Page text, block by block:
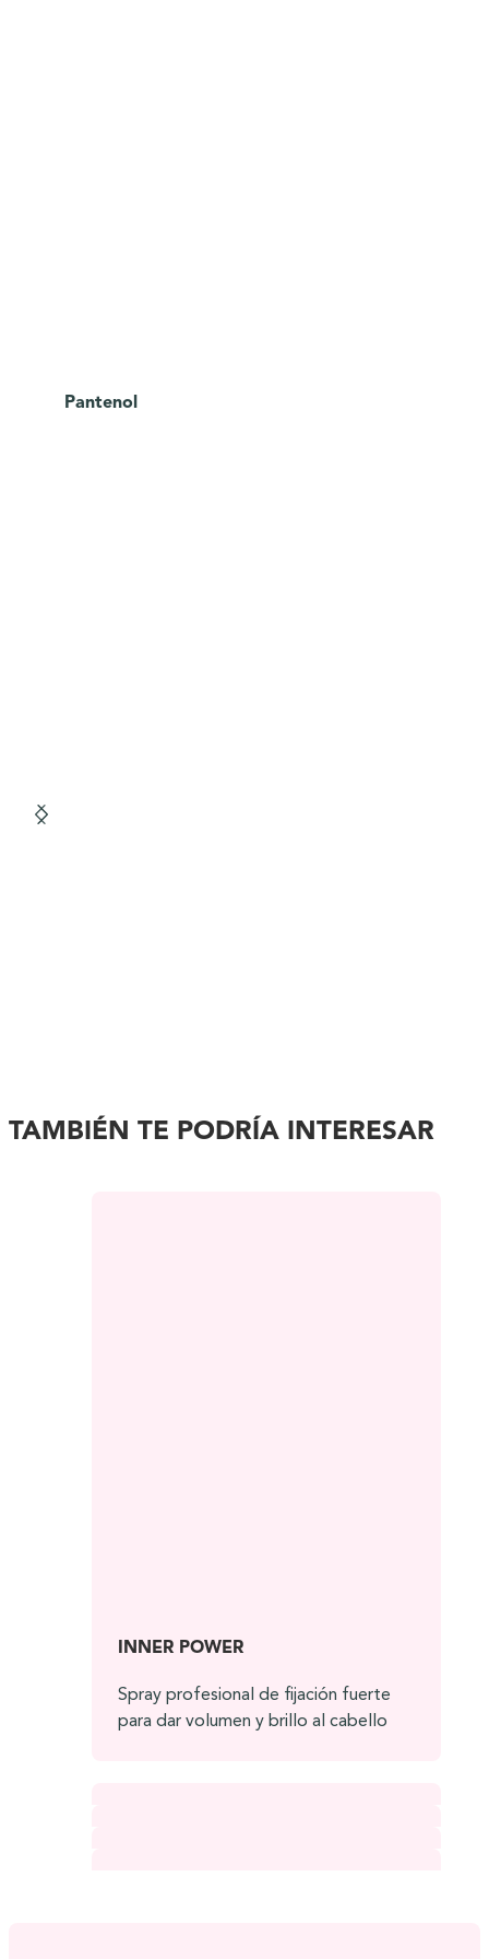
Pantenol
TAMBIÉN TE PODRÍA INTERESAR
INNER POWER
Spray profesional de fijación fuerte
para dar volumen y brillo al cabello